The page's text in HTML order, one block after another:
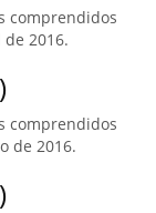
comprendidos
2016.
comprendidos
de 2016.